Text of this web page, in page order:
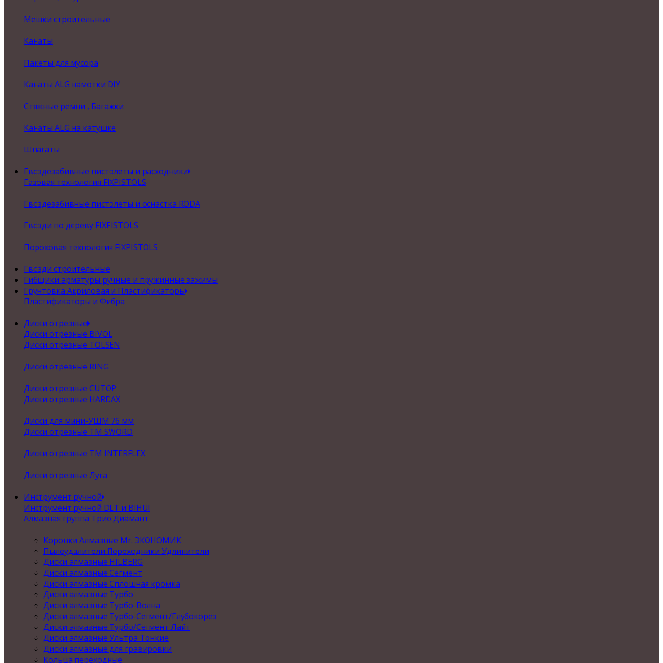
Мешки строительные
Канаты
Пакеты для мусора
Канаты ALG намотки DIY
Стяжные ремни , Багажки
Канаты ALG на катушке
Шпагаты
Гвоздезабивные пистолеты и расходники
Газовая технология FIXPISTOLS
Гвоздезабивные пистолеты и оснастка RODA
Гвозди по дереву FIXPISTOLS
Пороховая технология FIXPISTOLS
Гвозди строительные
Гибщики арматуры ручные и пружинные зажимы
Грунтовка Акриловая и Пластификаторы
Пластификаторы и Фибра
Диски отрезные
Диски отрезные BIVOL
Диски отрезные TOLSEN
Диски отрезные RING
Диски отрезные CUTOP
Диски отрезные HARDAX
Диски для мини-УШМ 76 мм
Диски отрезные ТМ SWORD
Диски отрезные ТМ INTERFLEX
Диски отрезные Луга
Инструмент ручной
Инструмент ручной DLT и BIHUI
Алмазная группа Трио Диамант
Коронки Алмазные Mr. ЭКОНОМИК
Пылеудалители Переходники Удлинители
Диски алмазные HILBERG
Диски алмазные Сегмент
Диски алмазные Сплошная кромка
Диски алмазные Турбо
Диски алмазные Турбо-Волна
Диски алмазные Турбо-Сегмент/Глубокорез
Диски алмазные Турбо/Сегмент Лайт
Диски алмазные Ультра Тонкие
Диски алмазные для гравировки
Кольца переходные